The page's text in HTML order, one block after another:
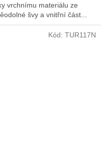
vrchnímu materiálu ze
švy a vnitřní část...
Kód: TUR117N